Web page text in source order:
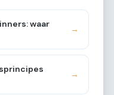
waar
→
→